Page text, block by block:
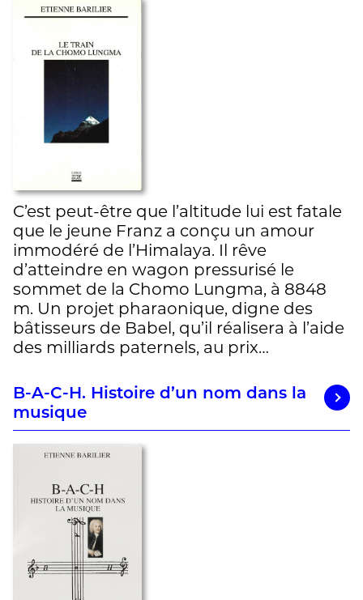
C’est peut-être que l’altitude lui est fatale
que le jeune Franz a conçu un amour
immodéré de l’Himalaya. Il rêve
d’atteindre en wagon pressurisé le
sommet de la Chomo Lungma, à 8848
m. Un projet pharaonique, digne des
bâtisseurs de Babel, qu’il réalisera à l’aide
des milliards paternels, au prix…
B-A-C-H. Histoire d’un nom dans la
musique